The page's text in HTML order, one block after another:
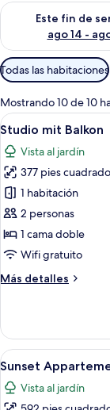
Este fin de
ago 14 -
Consulta la
Filtros
disponibles
para
las
habitaciones
Todas las habitaciones
Mostrando 10 de 10
Abrir
todas
las
fotos
de
Studio
mit
Balkon
8
Studio mit Balkon
Vista al jardín
377 pies
1 habitación
2 personas
1 cama doble
Wifi gratuito
Más detalles
Más
mit
Balkon
Abrir
todas
las
7
Sunset
Vista al jardín